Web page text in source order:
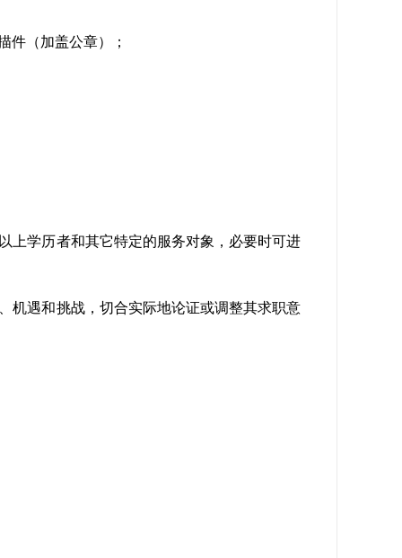
件（加盖公章）；
上学历者和其它特定的服务对象，必要时可进
机遇和挑战，切合实际地论证或调整其求职意